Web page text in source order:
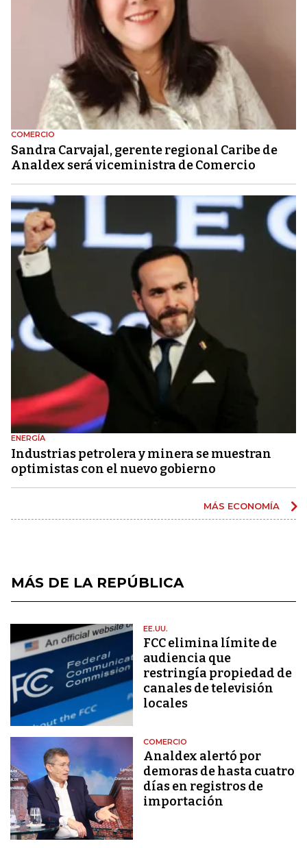
COMERCIO
Sandra Carvajal, gerente regional Caribe de
Analdex será viceministra de Comercio
ENERGÍA
Industrias petrolera y minera se muestran
optimistas con el nuevo gobierno
MÁS ECONOMÍA
MÁS DE LA REPÚBLICA
EE.UU.
FCC elimina límite de
audiencia que
restringía propiedad de
canales de televisión
locales
COMERCIO
Analdex alertó por
demoras de hasta cuatro
días en registros de
importación